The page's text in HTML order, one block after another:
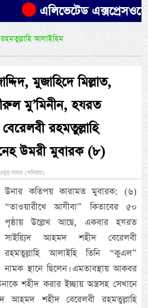
এলিভেটেড
আলাইহিম
মুজাহিদে মিল্লাত,
মু’মিনীন, হযরত
রহমতুল্লাহি
উমরী মুবারক (৮)
সাবত (শনিবার)
উনার কতিপয় কারামত মুবারক: (৬)
“তাওয়ারীখে আযীবা” কিতাবের ৫০
পৃষ্ঠায় উল্লেখ আছে, একবার হযরত
সাইয়্যিদ আহমদ শহীদ বেরেলবী
রহমতুল্লাহি আলাইহি তিনি “কুএল”
নামক স্থানে ছিলেন। এমতাবস্থায় আকবর
শহীদ করার ইচ্ছায় অস্ত্রসহ সেখানে
আহমদ শহীদ বেরেলবী রহমতুল্লাহি